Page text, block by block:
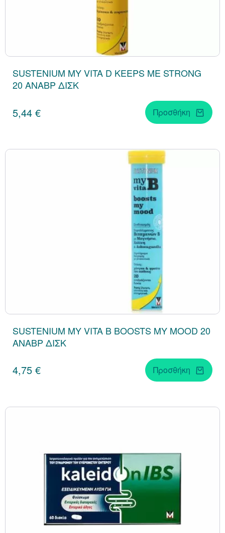
SUSTENIUM MY VITA D KEEPS ME STRONG
20 ΑΝΑΒΡ ΔΙΣΚ
5,44 € Προσθήκη
SUSTENIUM MY VITA B BOOSTS MY MOOD 20
ΑΝΑΒΡ ΔΙΣΚ
4,75 € Προσθήκη